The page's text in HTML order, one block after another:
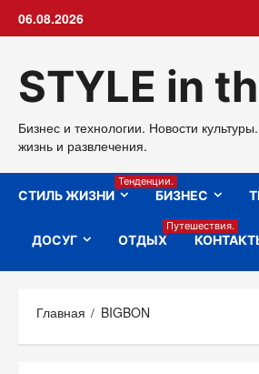
06.08.2026
STYLE in
Бизнес и технологии. Новости
жизнь и развлечения.
СТИЛЬ ЖИЗНИ
Тенденции.
БИЗНЕС
ДОСУГ ОТДЫХ
Путешествия.
Главная BIGBON